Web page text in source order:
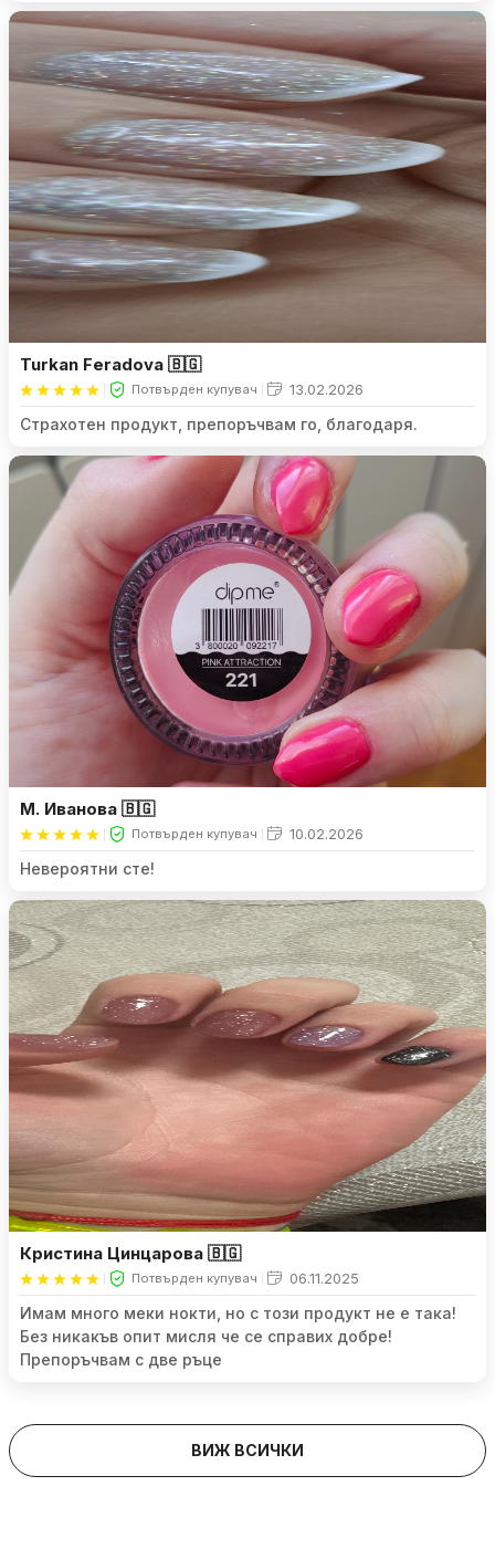
Иключително впечатлена!
Turkan Feradova 🇧🇬
Потвърден купувач 13.02.2026
Страхотен продукт, препоръчвам го, благодаря.
М. Иванова 🇧🇬
Потвърден купувач
Невероятни сте!
Кристина Цинцарова 🇧🇬
Потвърден купувач 06.11.2025
Имам много меки нокти, но с този продукт не е така!